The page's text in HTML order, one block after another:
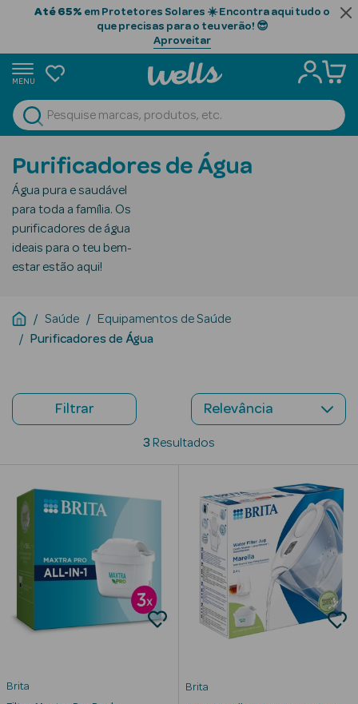
Até 65% em Protetores Solares ☀️ Encontra aqui tudo o
que precisas para o teu verão! 😎
Aproveitar
MENU
Ver Tudo
Beauty Season
Cabelo
Profissional
Beauty Season
Cosmética
Beauty Season
Cosmética
Cuidados de
Cabelo
Beauty Season
Maquilhagem
Luxo
Beauty Season
Nutricosmética
Purificadores de Água
Água pura e saudável
para toda a família. Os
purificadores de água
ideais para o teu bem-
estar estão aqui!
Saúde
Equipamentos de Saúde
Purificadores de Água
Filtrar
3 Resultados
Brita
Brita